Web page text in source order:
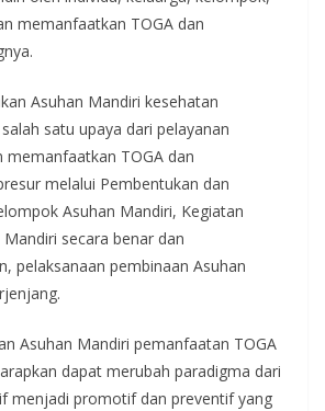
memanfaatkan TOGA dan
Asuhan Mandiri kesehatan
satu upaya dari pelayanan
memanfaatkan TOGA dan
melalui Pembentukan dan
Asuhan Mandiri, Kegiatan
secara benar dan
pelaksanaan pembinaan Asuhan
Asuhan Mandiri pemanfaatan TOGA
dapat merubah paradigma dari
menjadi promotif dan preventif yang